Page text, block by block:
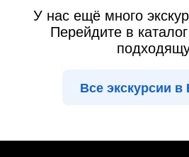
У нас ещё много
Перейдите в
Все экскурсии в